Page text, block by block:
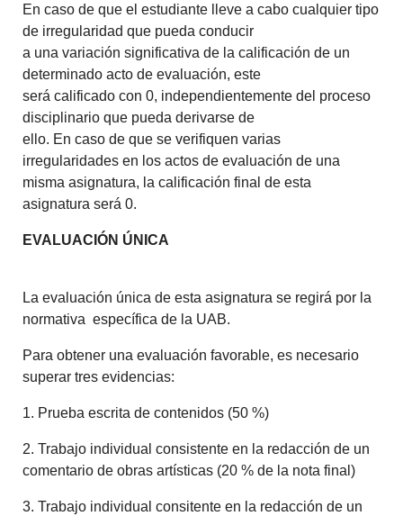
En caso de que el estudiante lleve a cabo cualquier tipo
de irregularidad que pueda conducir
a una variación significativa de la calificación de un
determinado acto de evaluación, este
será calificado con 0, independientemente del proceso
disciplinario que pueda derivarse de
ello. En caso de que se verifiquen varias
irregularidades en los actos de evaluación de una
misma asignatura, la calificación final de esta
asignatura será 0.
EVALUACIÓN ÚNICA
La evaluación única de esta asignatura se regirá por la
normativa específica de la UAB.
Para obtener una evaluación favorable, es necesario
superar tres evidencias:
1. Prueba escrita de contenidos (50 %)
2. Trabajo individual consistente en la redacción de un
comentario de obras artísticas (20 % de la nota final)
3. Trabajo individual consitente en la redacción de un